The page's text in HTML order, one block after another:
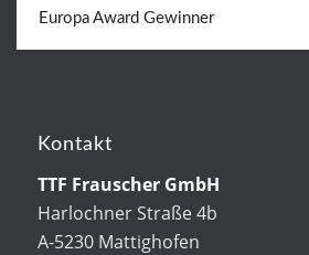
Europa Award Gewinner
Kontakt
TTF Frauscher GmbH
Harlochner Straße 4b
A-5230 Mattighofen